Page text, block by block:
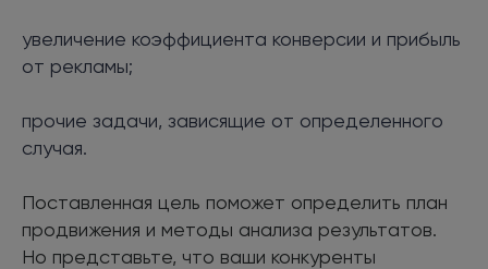
увеличение коэффициента конверсии и прибыль
от рекламы;
прочие задачи, зависящие от определенного
случая.
Поставленная цель поможет определить план
продвижения и методы анализа результатов.
Но представьте, что ваши конкуренты